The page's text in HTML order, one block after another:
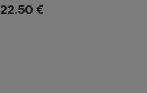
22.50 €